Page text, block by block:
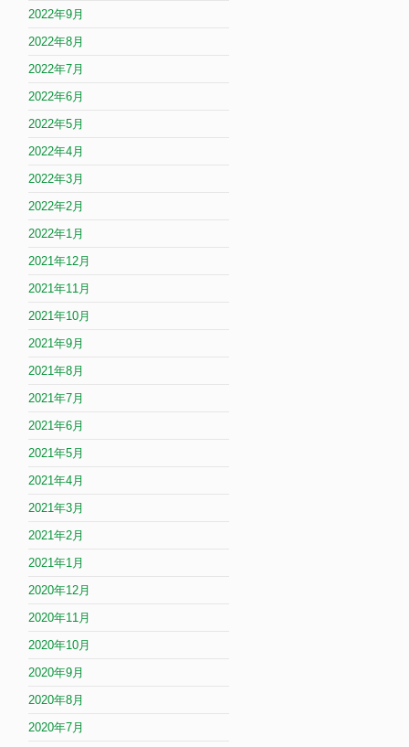
2022年9月
2022年8月
2022年7月
2022年6月
2022年5月
2022年4月
2022年3月
2022年2月
2022年1月
2021年12月
2021年11月
2021年10月
2021年9月
2021年8月
2021年7月
2021年6月
2021年5月
2021年4月
2021年3月
2021年2月
2021年1月
2020年12月
2020年11月
2020年10月
2020年9月
2020年8月
2020年7月